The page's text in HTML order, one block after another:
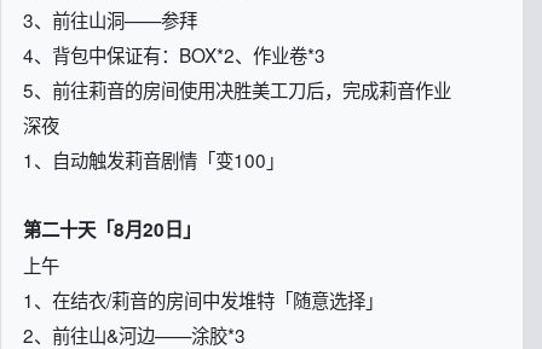
3、前往山洞——参拜
4、背包中保证有：BOX*2、作业卷*3
5、前往莉音的房间使用决胜美工刀后，完成莉音作业
深夜
1、自动触发莉音剧情「变100」
第二十天「8月20日」
上午
1、在结衣/莉音的房间中发堆特「随意选择」
2、前往山&河边——涂胶*3